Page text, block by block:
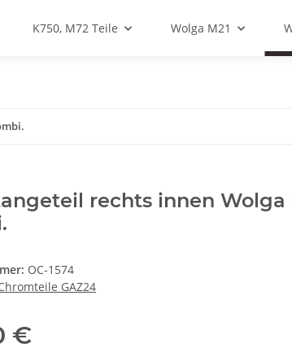
K750, M72 Teile Wolga M21
rechts innen Wolga
OC-1574
GAZ24
€